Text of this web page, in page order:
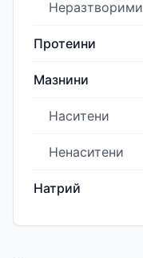
Неразтворими
Протеини
Мазнини
Наситени
Ненаситени
Натрий